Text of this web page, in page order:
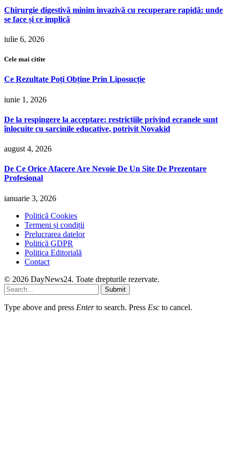
Chirurgie digestivă minim invazivă cu recuperare rapidă: unde
se face și ce implică
iulie 6, 2026
Cele mai citite
Ce Rezultate Poți Obține Prin Liposucție
iunie 1, 2026
De la respingere la acceptare: restricțiile privind ecranele sunt
înlocuite cu sarcinile educative, potrivit Novakid
august 4, 2026
De Ce Orice Afacere Are Nevoie De Un Site De Prezentare
Profesional
ianuarie 3, 2026
Politică Cookies
Termeni și condiții
Prelucrarea datelor
Politică GDPR
Politica Editorială
Contact
© 2026 DayNews24. Toate drepturile rezervate.
Submit
Type above and press Enterto search. Press Esc to cancel.